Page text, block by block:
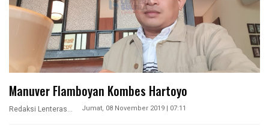
Manuver Flamboyan Kombes Hartoyo
Redaksi Lenterasultra Jumat, 08 November 2019 | 07:11